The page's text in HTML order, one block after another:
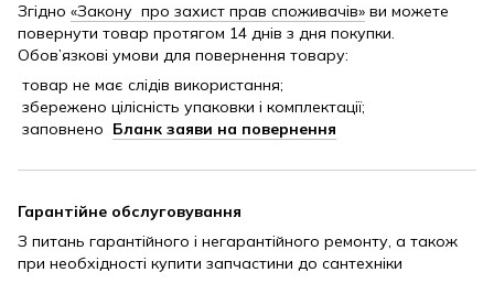
Згідно «Закону про захист прав споживачів» ви можете
повернути товар протягом 14 днів з дня покупки.
Обов’язкові умови для повернення товару:
товар не має слідів використання;
збережено цілісність упаковки і комплектації;
заповнено Бланк заяви на повернення
Гарантійне обслуговування
З питань гарантійного і негарантійного ремонту, а також
при необхідності купити запчастини до сантехніки